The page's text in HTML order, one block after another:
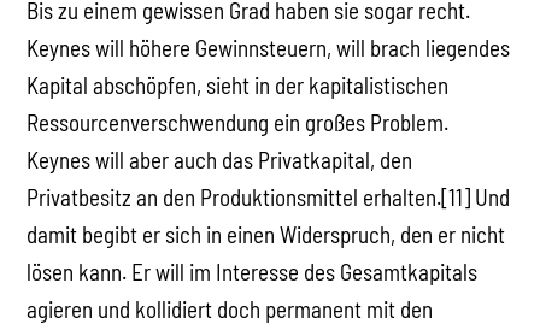
Bis zu einem gewissen Grad haben sie sogar recht.
Keynes will höhere Gewinnsteuern, will brach liegendes
Kapital abschöpfen, sieht in der kapitalistischen
Ressourcenverschwendung ein großes Problem.
Keynes will aber auch das Privatkapital, den
Privatbesitz an den Produktionsmittel erhalten.[11] Und
damit begibt er sich in einen Widerspruch, den er nicht
lösen kann. Er will im Interesse des Gesamtkapitals
agieren und kollidiert doch permanent mit den